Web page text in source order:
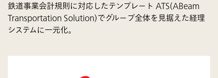
鉄道事業会計規則に対応したテンプレート ATS(ABeam
Transportation Solution)でグループ全体を見据えた経理
システムに一元化。